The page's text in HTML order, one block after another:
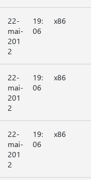
22-
mai-
201
2
19:
06
x86
22-
mai-
201
2
19:
06
x86
22-
mai-
201
2
19:
06
x86